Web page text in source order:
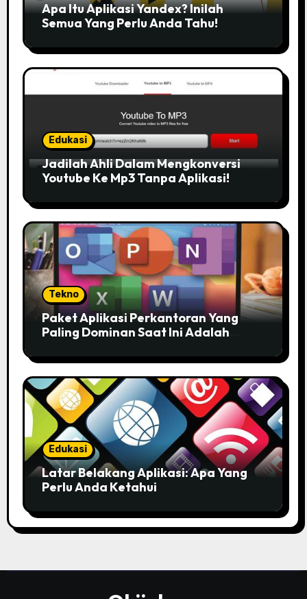
Apa Itu Aplikasi Yandex? Inilah
Semua Yang Perlu Anda Tahu!
Edukasi
Jadilah Ahli Dalam Mengkonversi
Youtube Ke Mp3 Tanpa Aplikasi!
Tekno
Paket Aplikasi Perkantoran Yang
Paling Dominan Saat Ini Adalah
Anda!
Edukasi
Latar Belakang Aplikasi: Apa Yang
Perlu Anda Ketahui